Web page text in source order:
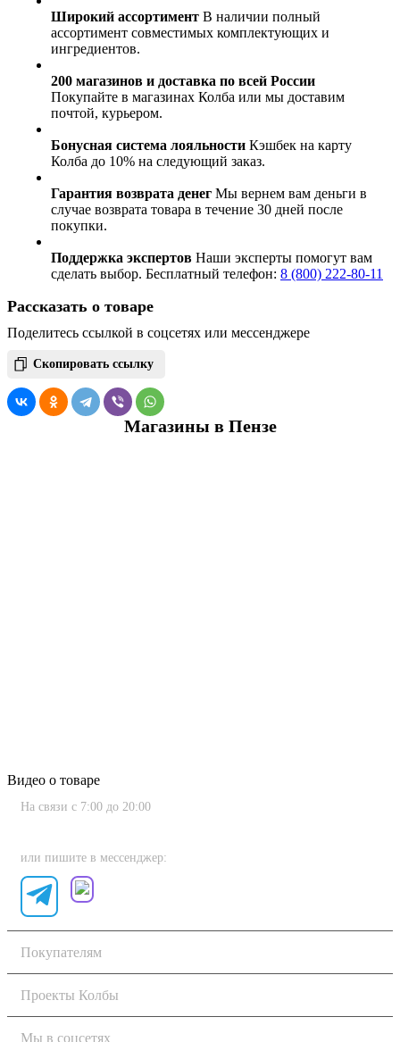
Широкий ассортимент В наличии полный
ассортимент совместимых комплектующих и
ингредиентов.
200 магазинов и доставка по всей России
Покупайте в магазинах Колба или мы доставим
почтой, курьером.
Бонусная система лояльности Кэшбек на карту
Колба до 10% на следующий заказ.
Гарантия возврата денег Мы вернем вам деньги в
случае возврата товара в течение 30 дней после
покупки.
Поддержка экспертов Наши эксперты помогут вам
сделать выбор. Бесплатный телефон: 8 (800) 222-80-11
Рассказать о товаре
Поделитесь ссылкой в соцсетях или мессенджере
Скопировать ссылку
Магазины в Пензе
Видео о товаре
На связи с 7:00 до 20:00
или пишите в мессенджер:
Покупателям
Проекты Колбы
Мы в соцсетях